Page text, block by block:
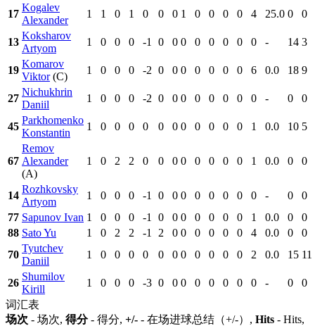
17
Kogalev
Alexander
1 1 0 1 0 0 0 1 0 0 0 0 4 25.0 0 0
13
Koksharov
Artyom
1 0 0 0 -1 0 0 0 0 0 0 0 0 - 14 3
19
Komarov
Viktor(C)
1 0 0 0 -2 0 0 0 0 0 0 0 6 0.0 18 9
27
Nichukhrin
Daniil
1 0 0 0 -2 0 0 0 0 0 0 0 0 - 0 0
45
Parkhomenko
Konstantin
1 0 0 0 0 0 0 0 0 0 0 0 1 0.0 10 5
67
Remov
Alexander
(A)
1 0 2 2 0 0 0 0 0 0 0 0 1 0.0 0 0
14
Rozhkovsky
Artyom
1 0 0 0 -1 0 0 0 0 0 0 0 0 - 0
0
77 Sapunov Ivan 1 0 0 0 -1 0 0 0 0 0 0 0 1 0.0 0
0
88 Sato Yu 1 0 2 2 -1 2 0 0 0 0 0 0 4 0.0 0
0
70
Tyutchev
Daniil
1 0 0 0 0 0 0 0 0 0 0 0 2 0.0 15 11
26
Shumilov
Kirill
1 0 0 0 -3 0 0 0 0 0 0 0 0 - 0
0
词汇表
场次 - 场次, 得分- 得分, +/- - 在场进球总结（+/-）, Hits - Hits,